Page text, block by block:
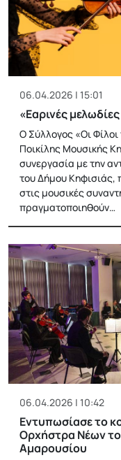
06.04.2026 | 15:01
«Εαρινές
Ο Σύλλογος «Οι
Ποικίλης Μουσικής
συνεργασία με την
του Δήμου Κηφισιάς,
στις μουσικές
πραγματοποιηθούν…
06.04.2026 | 10:42
Εντυπωσίασε το
Ορχήστρα Νέων
Αμαρουσίου